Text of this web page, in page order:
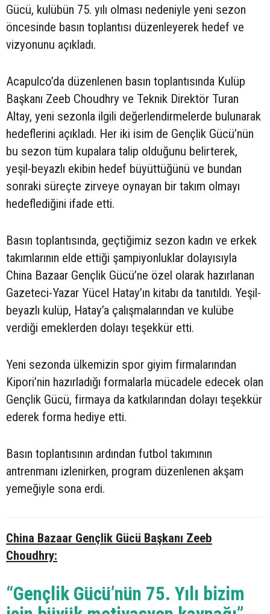
Gücü, kulübün 75. yılı olması nedeniyle yeni sezon
öncesinde basın toplantısı düzenleyerek hedef ve
vizyonunu açıkladı.
Acapulco’da düzenlenen basın toplantısında Kulüp
Başkanı Zeeb Choudhry ve Teknik Direktör Turan
Altay, yeni sezonla ilgili değerlendirmelerde bulunarak
hedeflerini açıkladı. Her iki isim de Gençlik Gücü’nün
bu sezon tüm kupalara talip olduğunu belirterek,
yeşil-beyazlı ekibin hedef büyüttüğünü ve bundan
sonraki süreçte zirveye oynayan bir takım olmayı
hedeflediğini ifade etti.
Basın toplantısında, geçtiğimiz sezon kadın ve erkek
takımlarının elde ettiği şampiyonluklar dolayısıyla
China Bazaar Gençlik Gücü’ne özel olarak hazırlanan
Gazeteci-Yazar Yücel Hatay’ın kitabı da tanıtıldı. Yeşil-
beyazlı kulüp, Hatay’a çalışmalarından ve kulübe
verdiği emeklerden dolayı teşekkür etti.
Yeni sezonda ülkemizin spor giyim firmalarından
Kipori’nin hazırladığı formalarla mücadele edecek olan
Gençlik Gücü, firmaya da katkılarından dolayı teşekkür
ederek forma hediye etti.
Basın toplantısının ardından futbol takımının
antrenmanı izlenirken, program düzenlenen akşam
yemeğiyle sona erdi.
China Bazaar Gençlik Gücü Başkanı Zeeb
Choudhry:
“Gençlik Gücü’nün 75. Yılı bizim